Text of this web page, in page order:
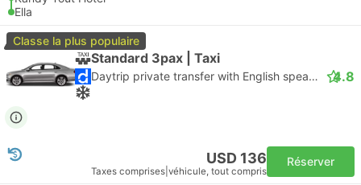
Ella
Classe la plus populaire
Standard 3pax | Taxi
Daytrip private transfer with English speaking driver 4.8
USD 136
Taxes comprises véhicule, tout compris
Réserver